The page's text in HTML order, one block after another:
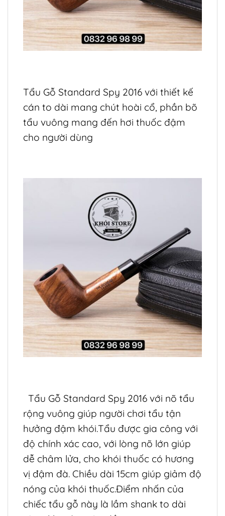
Tẩu Gỗ Standard Spy 2016 với thiết kế
cán to dài mang chút hoài cổ, phần bõ
tẩu vuông mang đến hơi thuốc đậm
cho người dùng
Tẩu Gỗ Standard Spy 2016 với nõ tẩu
rộng vuông giúp người chơi tẩu tận
hưởng đậm khói.Tẩu được gia công với
độ chính xác cao, với lòng nõ lớn giúp
dễ châm lửa, cho khói thuốc có hương
vị đậm đà. Chiều dài 15cm giúp giảm độ
nóng của khói thuốc.Điểm nhấn của
chiếc tẩu gỗ này là lầm shank to dài